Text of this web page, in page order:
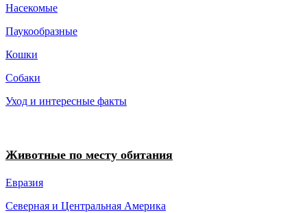
Насекомые
Паукообразные
Кошки
Собаки
Уход и интересные факты
Животные по месту обитания
Евразия
Северная и Центральная Америка